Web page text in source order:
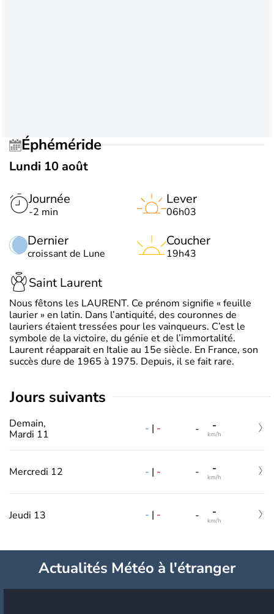
Éphéméride
Lundi 10 août
Journée
-2 min
Dernier
croissant de Lune
Lever
06h03
Coucher
19h43
Saint Laurent
Nous fêtons les LAURENT. Ce prénom signifie « feuille
laurier » en latin. Dans l’antiquité, des couronnes de
lauriers étaient tressées pour les vainqueurs. C’est le
symbole de la victoire, du génie et de l’immortalité.
Laurent réapparait en Italie au 15e siècle. En France, son
succès dure de 1965 à 1975. Depuis, il se fait rare.
jours suivants
Demain,
Mardi 11
- | - - -
km/h
Mercredi 12 - | - - -
km/h
Jeudi 13 - | - - -
km/h
Actualités Météo à l'étranger